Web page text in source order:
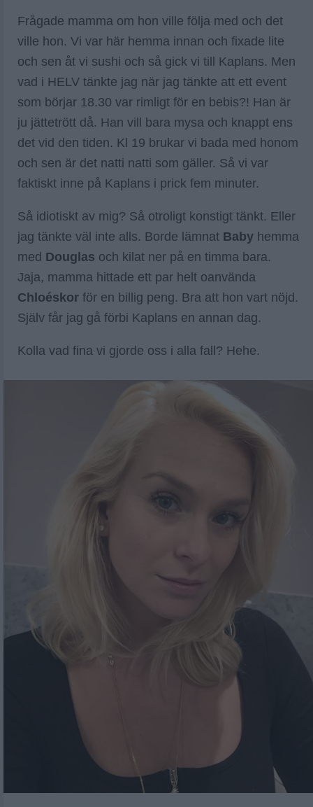
Frågade mamma om hon ville följa med och det
ville hon. Vi var här hemma innan och fixade lite
och sen åt vi sushi och så gick vi till Kaplans. Men
vad i HELV tänkte jag när jag tänkte att ett event
som börjar 18.30 var rimligt för en bebis?! Han är
ju jättetrött då. Han vill bara mysa och knappt ens
det vid den tiden. Kl 19 brukar vi bada med honom
och sen är det natti natti som gäller. Så vi var
faktiskt inne på Kaplans i prick fem minuter.
Så idiotiskt av mig? Så otroligt konstigt tänkt. Eller
jag tänkte väl inte alls. Borde lämnat Baby hemma
med Douglas och kilat ner på en timma bara.
Jaja, mamma hittade ett par helt oanvända
Chloéskor för en billig peng. Bra att hon vart nöjd.
Själv får jag gå förbi Kaplans en annan dag.
Kolla vad fina vi gjorde oss i alla fall? Hehe.